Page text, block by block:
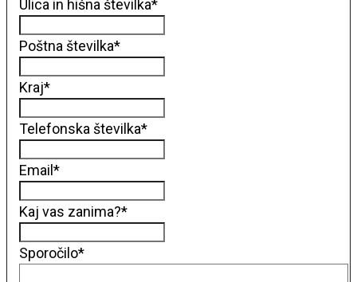
Ulica in hišna številka*
Poštna številka*
Kraj*
Telefonska številka*
Email *
Kaj vas zanima?*
Sporočilo*